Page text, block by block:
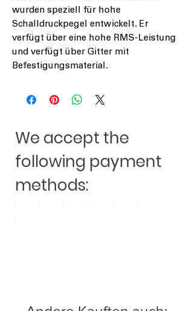
wurden speziell für hohe
Schalldruckpegel entwickelt. Er
verfügt über eine hohe RMS-Leistung
und verfügt über Gitter mit
Befestigungsmaterial.
We accept the
following payment
methods: